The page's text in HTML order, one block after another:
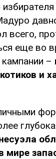
всего,
еще во
–
и
мире